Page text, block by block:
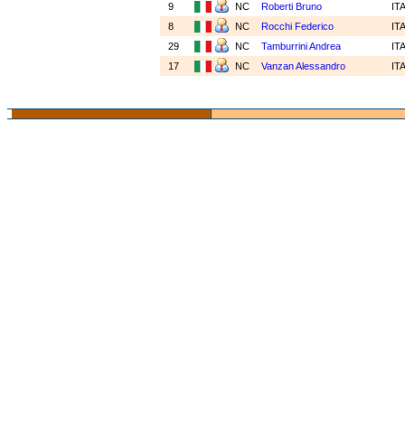
9
NC Roberti Bruno
8
NC Rocchi Federico
29
NC Tamburrini Andrea
17
NC Vanzan Alessandro